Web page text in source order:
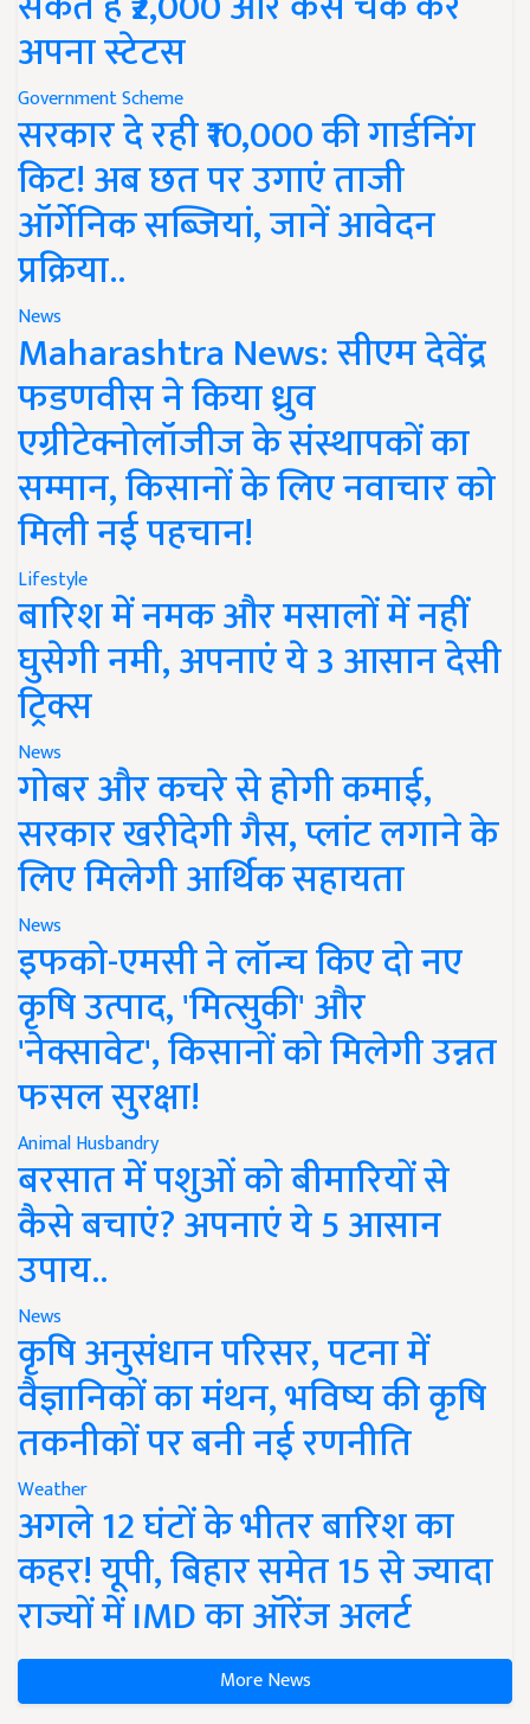
अपना स्टेटस
Government Scheme
सरकार दे रही ₹10,000 की गार्डनिंग
किट! अब छत पर उगाएं ताजी
ऑर्गेनिक सब्जियां, जानें आवेदन
प्रक्रिया..
News
Maharashtra News: सीएम देवेंद्र
फडणवीस ने किया ध्रुव
एग्रीटेक्नोलॉजीज के संस्थापकों का
सम्मान, किसानों के लिए नवाचार को
मिली नई पहचान!
Lifestyle
बारिश में नमक और मसालों में नहीं
घुसेगी नमी, अपनाएं ये 3 आसान देसी
ट्रिक्स
News
गोबर और कचरे से होगी कमाई,
सरकार खरीदेगी गैस, प्लांट लगाने के
लिए मिलेगी आर्थिक सहायता
News
इफको-एमसी ने लॉन्च किए दो नए
कृषि उत्पाद, 'मित्सुकी' और
'नेक्सावेट', किसानों को मिलेगी उन्नत
फसल सुरक्षा!
Animal Husbandry
बरसात में पशुओं को बीमारियों से
कैसे बचाएं? अपनाएं ये 5 आसान
उपाय..
News
कृषि अनुसंधान परिसर, पटना में
वैज्ञानिकों का मंथन, भविष्य की कृषि
तकनीकों पर बनी नई रणनीति
Weather
अगले 12 घंटों के भीतर बारिश का
कहर! यूपी, बिहार समेत 15 से ज्यादा
राज्यों में IMD का ऑरेंज अलर्ट
More News